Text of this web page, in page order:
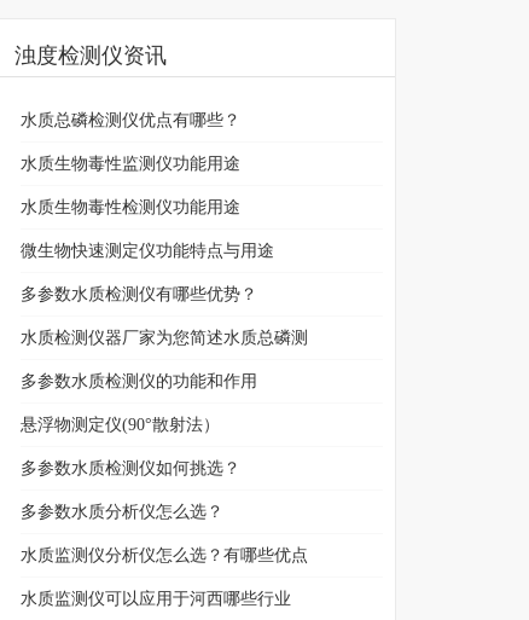
浊度检测仪资讯
水质总磷检测仪优点有哪些？
水质生物毒性监测仪功能用途
水质生物毒性检测仪功能用途
微生物快速测定仪功能特点与用途
多参数水质检测仪有哪些优势？
水质检测仪器厂家为您简述水质总磷测
多参数水质检测仪的功能和作用
悬浮物测定仪(90°散射法）
多参数水质检测仪如何挑选？
多参数水质分析仪怎么选？
水质监测仪分析仪怎么选？有哪些优点
水质监测仪可以应用于河西哪些行业